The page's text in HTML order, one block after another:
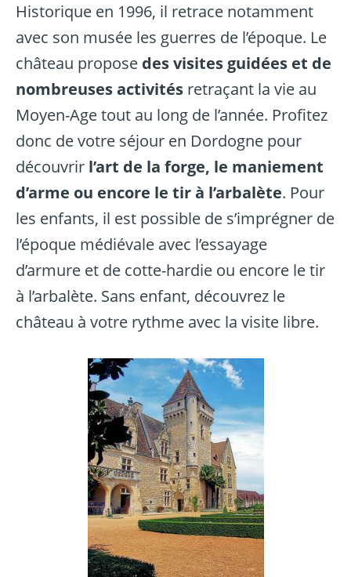
Historique en 1996, il retrace notamment
avec son musée les guerres de l’époque. Le
château propose des visites guidées et de
nombreuses activités retraçant la vie au
Moyen-Age tout au long de l’année. Profitez
donc de votre séjour en Dordogne pour
découvrir l’art de la forge, le maniement
d’arme ou encore le tir à l’arbalète. Pour
les enfants, il est possible de s’imprégner de
l’époque médiévale avec l’essayage
d’armure et de cotte-hardie ou encore le tir
à l’arbalète. Sans enfant, découvrez le
château à votre rythme avec la visite libre.